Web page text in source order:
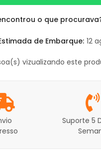
o que
de Embarque: 12
vizualizando este
Suporte 5